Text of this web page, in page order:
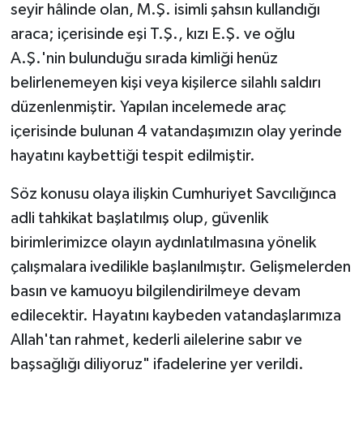
seyir hâlinde olan, M.Ş. isimli şahsın kullandığı
araca; içerisinde eşi T.Ş., kızı E.Ş. ve oğlu
A.Ş.'nin bulunduğu sırada kimliği henüz
belirlenemeyen kişi veya kişilerce silahlı saldırı
düzenlenmiştir. Yapılan incelemede araç
içerisinde bulunan 4 vatandaşımızın olay yerinde
hayatını kaybettiği tespit edilmiştir.
Söz konusu olaya ilişkin Cumhuriyet Savcılığınca
adli tahkikat başlatılmış olup, güvenlik
birimlerimizce olayın aydınlatılmasına yönelik
çalışmalara ivedilikle başlanılmıştır. Gelişmelerden
basın ve kamuoyu bilgilendirilmeye devam
edilecektir. Hayatını kaybeden vatandaşlarımıza
Allah'tan rahmet, kederli ailelerine sabır ve
başsağlığı diliyoruz" ifadelerine yer verildi.